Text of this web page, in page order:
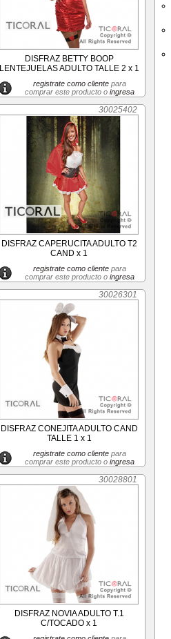
DISFRAZ BETTY BOOP
LENTEJUELAS ADULTO TALLE 2 x 1
registrate como clientepara
comprar este producto o ingresa
30025402
DISFRAZ CAPERUCITA ADULTO T2
CAND x 1
registrate como clientepara
comprar este producto o ingresa
30026301
DISFRAZ CONEJITA ADULTO CAND
TALLE 1 x 1
registrate como clientepara
comprar este producto o ingresa
30028801
DISFRAZ NOVIA ADULTO T.1
C/TOCADO x 1